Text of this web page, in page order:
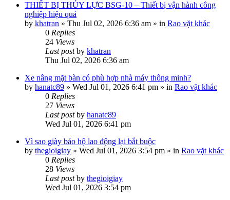
THIẾT BỊ THỦY LỰC BSG-10 – Thiết bị vận hành công
nghiệp hiệu quả
by khatran » Thu Jul 02, 2026 6:36 am » in Rao vặt khác
0 Replies
24 Views
Last postby khatran
Thu Jul 02, 2026 6:36 am
Xe nâng mặt bàn có phù hợp nhà máy thông minh?
by hanatc89 » Wed Jul 01, 2026 6:41 pm » in Rao vặt khác
0 Replies
27 Views
Last postby hanatc89
Wed Jul 01, 2026 6:41 pm
Vì sao giày bảo hộ lao động lại bắt buộc
by thegioigiay » Wed Jul 01, 2026 3:54 pm » in Rao vặt khác
0 Replies
28 Views
Last postby thegioigiay
Wed Jul 01, 2026 3:54 pm